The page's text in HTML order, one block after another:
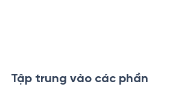
Tập trung vào các phần